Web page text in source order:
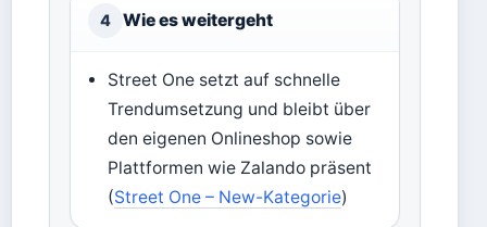
4 Wie es weitergeht
Street One setzt auf schnelle
Trendumsetzung und bleibt über
den eigenen Onlineshop sowie
Plattformen wie Zalando präsent
(Street One – New-Kategorie)